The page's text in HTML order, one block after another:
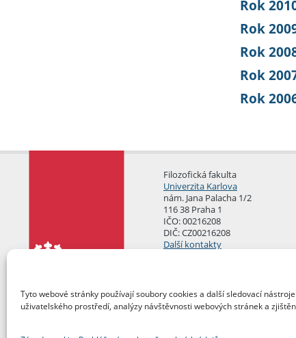
Tyto webové stránky používají soubory cookies a další sledovací
uživatelského prostředí, analýzy návštěvnosti webových stránek a
Rok
Rok
Rok
Rok
Rok
Filozofická fakulta
Univerzita Karlova
nám. Jana Palacha 1/2
116 38 Praha 1
IČO: 00216208
DIČ: CZ00216208
Další kontakty